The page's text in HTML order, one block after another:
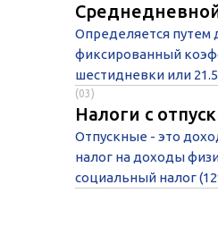
Определяется путем
фиксированный
шестидневки или
(03)
Налоги с
Отпускные - это
налог на доходы
социальный налог